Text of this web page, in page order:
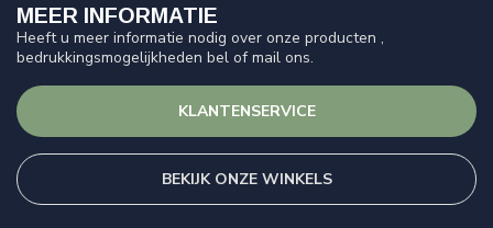
MEER INFORMATIE
Heeft u meer informatie nodig over onze producten ,
bedrukkingsmogelijkheden bel of mail ons.
KLANTENSERVICE
BEKIJK ONZE WINKELS